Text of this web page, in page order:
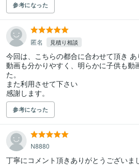
参考になった
匿名 見積り相談
今回は、こちらの都合に合わせて頂き あ
動画も分かりやすく、明らかに子供も動
た。
また利用させて下さい
感謝します。
参考になった
N8880
丁寧にコメント頂きありがとうございま